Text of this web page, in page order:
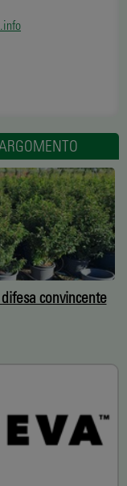
convincente